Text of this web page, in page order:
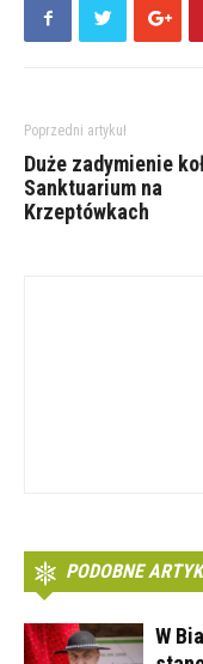
Poprzedni artykuł
Duże zadymienie
Sanktuarium na
Krzeptówkach
PODOBNE
W